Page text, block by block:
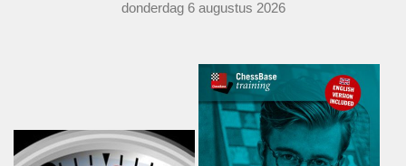
donderdag 6 augustus 2026